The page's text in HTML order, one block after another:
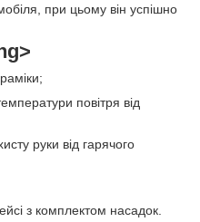
при цьому він успішно
повітря від
руки від гарячого
з комплектом насадок.